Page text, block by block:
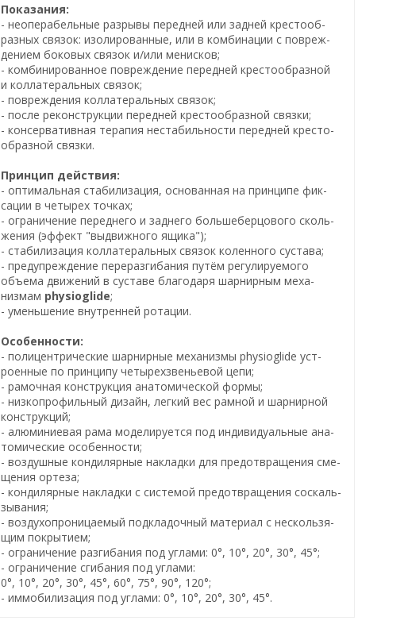
Показания:
- неоперабельные разрывы передней или задней крестооб-
разных связок: изолированные, или в комбинации с повреж-
дением боковых связок и/или менисков;
- комбинированное повреждение передней крестообразной
и коллатеральных связок;
- повреждения коллатеральных связок;
- после реконструкции передней крестообразной связки;
- консервативная терапия нестабильности передней кресто-
образной связки.
Принцип действия:
- оптимальная стабилизация, основанная на принципе фик-
сации в четырех точках;
- ограничение переднего и заднего большеберцового сколь-
жения (эффект "выдвижного ящика");
- стабилизация коллатеральных связок коленного сустава;
- предупреждение переразгибания путём регулируемого
объема движений в суставе благодаря шарнирным меха-
низмам physioglide;
- уменьшение внутренней ротации.
Особенности:
- полицентрические шарнирные механизмы physioglide уст-
роенные по принципу четырехзвеньевой цепи;
- рамочная конструкция анатомической формы;
- низкопрофильный дизайн, легкий вес рамной и шарнирной
конструкций;
- алюминиевая рама моделируется под индивидуальные ана-
томические особенности;
- воздушные кондилярные накладки для предотвращения сме-
щения ортеза;
- кондилярные накладки с системой предотвращения соскаль-
зывания;
- воздухопроницаемый подкладочный материал с нескользя-
щим покрытием;
- ограничение разгибания под углами: 0°, 10°, 20°, 30°, 45°;
- ограничение сгибания под углами:
0°, 10°, 20°, 30°, 45°, 60°, 75°, 90°, 120°;
- иммобилизация под углами: 0°, 10°, 20°, 30°, 45°.